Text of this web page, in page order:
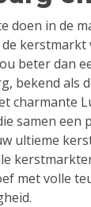
doen in de
kerstmarkt
beter dan
bekend als
charmante
samen een
ultieme
met volle